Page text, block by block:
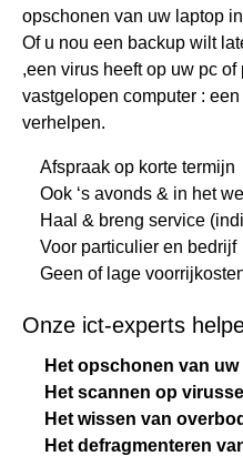
opschonen van uw laptop in
Of u nou een backup wilt
,een virus heeft op uw pc
vastgelopen computer :
verhelpen.
Afspraak op korte termijn
Ook ‘s avonds & in het
Haal & breng service
Voor particulier en bedrijf
Geen of lage
Onze ict-experts
Het opschonen van
Het scannen op
Het wissen van
Het defragmenteren